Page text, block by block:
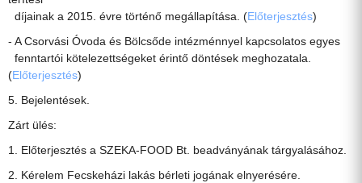
díjainak a 2015. évre történő megállapítása. (Előterjesztés)
- A Csorvási Óvoda és Bölcsőde intézménnyel kapcsolatos egyes
fenntartói kötelezettségeket érintő döntések meghozatala.
(Előterjesztés)
5. Bejelentések.
Zárt ülés:
1. Előterjesztés a SZEKA-FOOD Bt. beadványának tárgyalásához.
2. Kérelem Fecskeházi lakás bérleti jogának elnyerésére.